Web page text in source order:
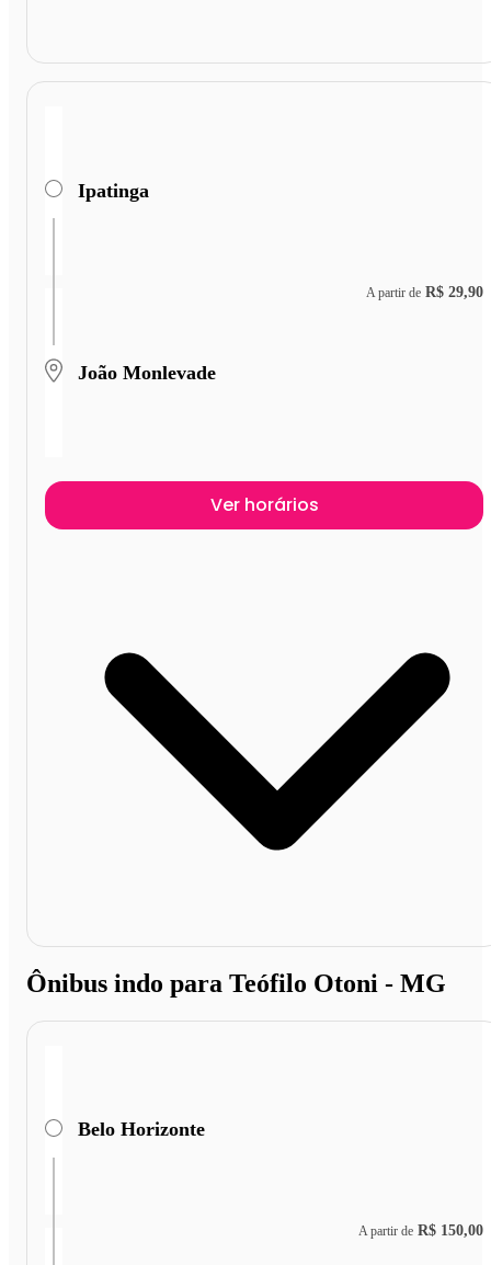
Ipatinga
João Monlevade
A partir de R$ 29,90
Ver horários
Ônibus indo para Teófilo Otoni - MG
Belo Horizonte
A partir de R$ 150,00